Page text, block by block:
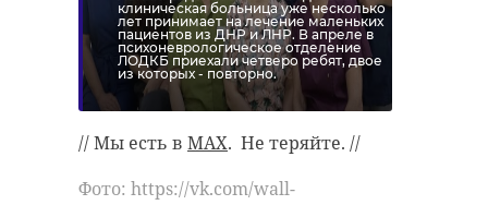
клиническая больница уже несколько
лет принимает на лечение маленьких
пациентов из ДНР и ЛНР. В апреле в
психоневрологическое отделение
ЛОДКБ приехали четверо ребят, двое
из которых - повторно.
// Мы есть в MAX. Не теряйте. //
Фото: https://vk.com/wall-